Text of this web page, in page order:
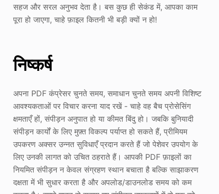
सहज और सरल अनुभव देता है। बस कुछ ही सेकंड में, आपका काम
पूरा हो जाएगा, चाहे फ़ाइल कितनी भी बड़ी क्यों न हो!
निष्कर्ष
अपना PDF कंप्रेसर चुनते समय, समाधान चुनते समय अपनी विशिष्ट
आवश्यकताओं पर विचार करना याद रखें - चाहे वह बैच प्रोसेसिंग
क्षमताएँ हों, संपीड़न अनुपात हो या कीमत बिंदु हो। जबकि बुनियादी
संपीड़न कार्यों के लिए मुफ़्त विकल्प पर्याप्त हो सकते हैं, प्रीमियम
उपकरण अक्सर उन्नत सुविधाएँ प्रदान करते हैं जो पेशेवर उपयोग के
लिए उनकी लागत को उचित ठहराते हैं। आपकी PDF फ़ाइलों का
नियमित संपीड़न न केवल संग्रहण स्थान बचाता है बल्कि साझाकरण
दक्षता में भी सुधार करता है और अपलोड/डाउनलोड समय को कम